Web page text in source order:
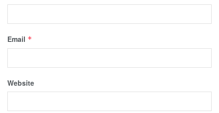
Email *
Website